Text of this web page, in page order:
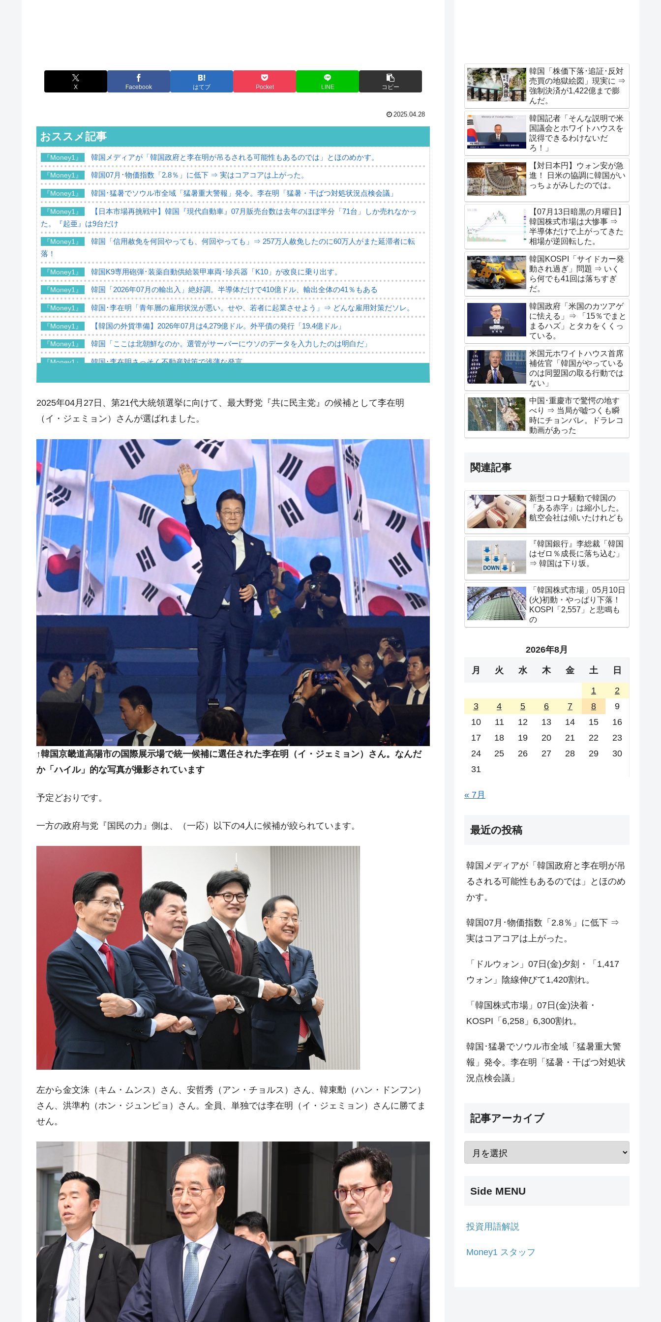
X Facebook はてブ Pocket LINE コピー
2025.04.28
おススメ記事
『Money1』 韓国メディアが「韓国政府と李在明が吊るされる可能性もあるのでは」とほのめかす。
『Money1』 韓国07月･物価指数「2.8％」に低下 ⇒ 実はコアコアは上がった。
『Money1』 韓国･猛暑でソウル市全域「猛暑重大警報」発令。李在明「猛暑・干ばつ対処状況点検会議」
『Money1』
【日本市場再挑戦中】韓国『現代自動車』07月販売台数は去年のほぼ半分「71台」しか売れなかっ
た。『起亜』は9台だけ
『Money1』
韓国「信用赦免を何回やっても、何回やっても」⇒ 257万人赦免したのに60万人がまた延滞者に転
落！
『Money1』 韓国K9専用砲弾･装薬自動供給装甲車両･珍兵器「K10」が改良に乗り出す。
『Money1』 韓国「2026年07月の輸出入」絶好調。半導体だけで410億ドル、輸出全体の41％もある
『Money1』 韓国･李在明「青年層の雇用状況が悪い。せや、若者に起業させよう」⇒ どんな雇用対策だソレ。
『Money1』 【韓国の外貨準備】2026年07月は4,279億ドル。外平債の発行「19.4億ドル」
『Money1』 韓国「ここは北朝鮮なのか。選管がサーバーにウソのデータを入力したのは明白だ」
『Money1』 韓国･李在明さっそく不動産対策で浅薄な発言。
『Money1』 『韓国銀行』が「金の保有量を増やします」⇒「金を経由するドル入手」手段ではないのか？
『Money1』 韓国･外為取引量「1日当たり1,214.4億ドル」まで拡大 ⇒ 海外資金の動きに強く左右される状態
『Money1』
韓国大統領府ボンクラ政策室長が告発された ⇒ 国家が行った恐るべき株価操作であり、空前の国政
壟断
『Money1』 韓国･警察職員が「丸刈りになって抗議活動」
『Money1』 中国だけが鉄鋼輸出を異常増加させる ⇒ 中国の過剰生産が世界を蝕む。
『Money1』 韓国製造業「半導体絶好調」のウラで他業種は全般的「不調」⇒ PSIが示す現況は決して良くない。
『Money1』 【米韓激突案件】韓国消費者院が『クーパン』1人当たり賠償10万ウォンを認定 ⇒ 総額3兆7,000億
『Money1』 韓国で猛暑。南東部では干ばつ
『Money1』 韓国型イージス搭載の次世代駆逐艦「KDDX」1番艦、2032年竣工と公示
『Money1』 【対日本円】ウォン安が急進！ 日米の協調に韓国がいっちょがみしたのでは。
『Money1』
韓国政府『BYD』車への補助金を全廃 ⇒ 実は韓国で『BYD』車は売れている。6カ月で対前年同期比
在韓米国大使スティールが着韓！⇒ さっそく空港に詰めかけ「出て行け！」「極右勢力」のプラカー
ドを掲げる「在韓反米勢力」
『Money1』 韓国政府「2035年までに18.4GW規模のAIデータセンター整備」⇒ だから無理だってば。
『Money1』 JPモルガン「韓国レバレッジETFの清算はほぼ終わった」
『Money1』 韓国『国民年金公団』株価暴落で200兆蒸発。
韓国政府「ニセＫ-ブランドを通報しようキャンペーン」⇒ あの名物教授も登場！
『Money1』 韓国「橋が落ちました」⇒ 耐久性「なさすぎ」では。
『Money1』 韓国鉄鋼最大手『POSCO』ズブズブ沈む。営業利益80.2％も減少
『Money1』
米国下院「韓国の公務員個人をターゲットにぶん殴る法案」提出！⇒ クーパン問題は合衆国企業に対
『Money1』 韓国半導体『SKハイニックス』2026年2Qの業績「史上最高益」当期純利益は前年同期比13.4倍に。
【速報】韓国株式市場の暴落・本日07月29日(水)もサイドカー・サーキットブレイカーの二段コンボ
日本の誇る海洋資源調査船『白嶺』は先進技術の塊！
夏の甲子園、優勝校を最も多く輩出している都道府県とは？
今話題の「楽天ライオンズ」とは？
Fact1 奇跡の毛色「白毛馬」とは？
Fact1 全て勝つといくら？ 競馬GI競走で勝利騎手がもらえる賞金とは？
Fact1 平成仮面ライダーの意外すぎるモチーフとは？
Fact1 発表から2日で大崩壊、鳴かず飛ばずに終わりそうなスーパーリーグとは？
Fact1 日本人マスターズ挑戦の歴史。松山以前に最高位だった選手とは？
Fact1 甲子園通算本塁打、最多の清原に次いで多く打っている意外な選手とは？
Fact1 セレクトセールの高額取引馬が稼いだ金額とは？
2025年04月27日、第21代大統領選挙に向けて、最大野党『共に民主党』の候補として李在明
（イ・ジェミョン）さんが選ばれました。
↑韓国京畿道高陽市の国際展示場で統一候補に選任された李在明（イ・ジェミョン）さん。なんだ
か「ハイル」的な写真が撮影されています
予定どおりです。
一方の政府与党『国民の力』側は、（一応）以下の4人に候補が絞られています。
左から金文洙（キム・ムンス）さん、安哲秀（アン・チョルス）さん、韓東勳（ハン・ドンフン）
さん、洪準杓（ホン・ジュンピョ）さん。全員、単独では李在明（イ・ジェミョン）さんに勝てま
せん。
韓国「株価下落･追証･反対
売買の地獄絵図」現実に ⇒
強制決済が1,422億まで膨
んだ。
韓国記者「そんな説明で米
国議会とホワイトハウスを
説得できるわけないだ
ろ！」
【対日本円】ウォン安が急
進！ 日米の協調に韓国がい
っちょがみしたのでは。
【07月13日暗黒の月曜日】
韓国株式市場は大惨事 ⇒
半導体だけで上がってきた
相場が逆回転した。
韓国KOSPI「サイドカー発
動され過ぎ」問題 ⇒ いく
ら何でも41回は落ちすぎ
だ。
韓国政府「米国のカツアゲ
に怯える」⇒ 「15％でまと
まるハズ」とタカをくくっ
ている。
米国元ホワイトハウス首席
補佐官「韓国がやっている
のは同盟国の取る行動では
ない」
中国･重慶市で驚愕の地す
べり ⇒ 当局が嘘つくも瞬
時にチョンバレ。ドラレコ
動画があった
関連記事
新型コロナ騒動で韓国の
「ある赤字」は縮小した。
航空会社は傾いたけれども
『韓国銀行』李総裁「韓国
はゼロ％成長に落ち込む」
⇒ 韓国は下り坂。
「韓国株式市場」05月10日
(火)初動・やっぱり下落！
KOSPI「2,557」と悲鳴も
の
2026年8月
月 火 水 木 金 土 日
1
2
3
4 5 6 7 8
9
10
11 12 13 14 15
16
17
18 19 20 21 22
23
24
25 26 27 28 29
30
31
« 7月
最近の投稿
韓国メディアが「韓国政府と李在明が吊
るされる可能性もあるのでは」とほのめ
かす。
韓国07月･物価指数「2.8％」に低下 ⇒
実はコアコアは上がった。
「ドルウォン」07日(金)夕刻・「1,417
ウォン」陰線伸びて1,420割れ。
「韓国株式市場」07日(金)決着・
KOSPI「6,258」6,300割れ。
韓国･猛暑でソウル市全域「猛暑重大警
報」発令。李在明「猛暑・干ばつ対処状
況点検会議」
記事アーカイブ
Side MENU
投資用語解説
Money1 スタッフ